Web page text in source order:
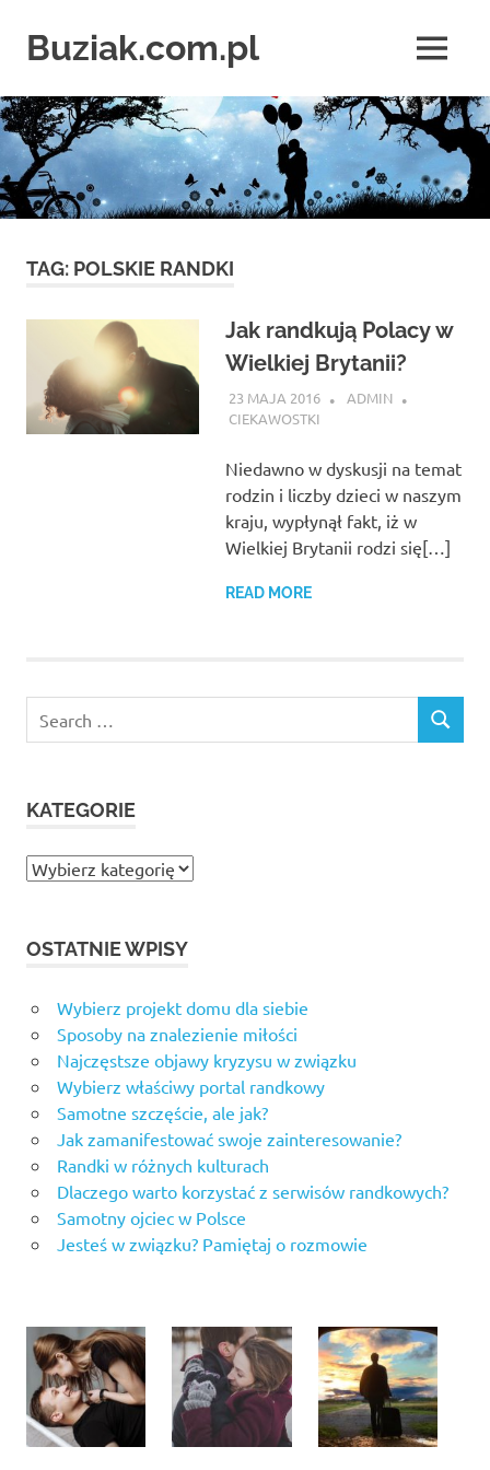
contentBuziak.com.pl
o
portalach
randkowych
MENU
TAG: POLSKIE RANDKI
Jak randkują Polacy w
Wielkiej Brytanii?
23 MAJA 2016
ADMIN
CIEKAWOSTKI
Niedawno w dyskusji na temat
rodzin i liczby dzieci w naszym
kraju, wypłynął fakt, iż w
Wielkiej Brytanii rodzi się[…]
READ MORE
for:
SEARCH
KATEGORIE
Kategorie
OSTATNIE WPISY
Wybierz projekt domu dla siebie
Sposoby na znalezienie miłości
Najczęstsze objawy kryzysu w związku
Wybierz właściwy portal randkowy
Samotne szczęście, ale jak?
Jak zamanifestować swoje zainteresowanie?
Randki w różnych kulturach
Dlaczego warto korzystać z serwisów randkowych?
Samotny ojciec w Polsce
Jesteś w związku? Pamiętaj o rozmowie